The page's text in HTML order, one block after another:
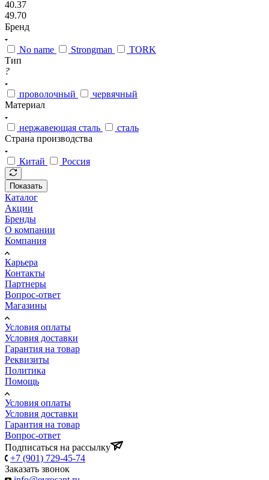
40.37
49.70
Бренд
No name Strongman
TORK
Тип
?
проволочный
червячный
Материал
нержавеющая сталь
сталь
Страна производства
Китай Россия
Показать
Каталог
Акции
Бренды
О компании
Компания
Карьера
Контакты
Партнеры
Вопрос-ответ
Магазины
Условия оплаты
Условия доставки
Гарантия на товар
Реквизиты
Политика
Помощь
Условия оплаты
Условия доставки
Гарантия на товар
Вопрос-ответ
Подписаться на рассылку
+7 (901) 729-45-74
Заказать звонок